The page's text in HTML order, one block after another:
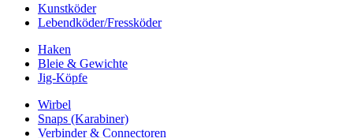
Kunstköder
Lebendköder/Fressköder
Haken
Bleie & Gewichte
Jig-Köpfe
Wirbel
Snaps (Karabiner)
Verbinder & Connectoren